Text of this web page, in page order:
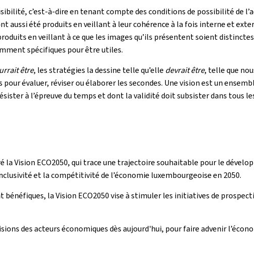
c’est-à-dire en tenant compte des conditions de possibilité de
été produits en veillant à leur cohérence à la fois interne et
en veillant à ce que les images qu’ils présentent soient distinctes
spécifiques pour être utiles.
être, les stratégies la dessine telle qu’elle devrait être, telle que
évaluer, réviser ou élaborer les secondes. Une vision est un
à l’épreuve du temps et dont la validité doit subsister dans tous
Vision ECO2050, qui trace une trajectoire souhaitable pour le
et la compétitivité de l’économie luxembourgeoise en 2050.
la Vision ECO2050 vise à stimuler les initiatives de
des acteurs économiques dès aujourd'hui, pour faire advenir